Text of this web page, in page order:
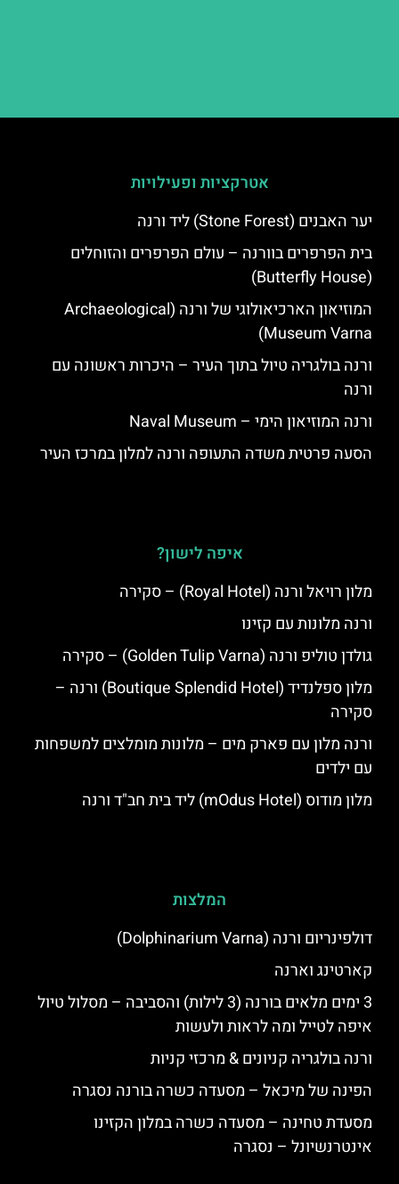
אטרקציות ופעילויות
יער האבנים (Stone Forest) ליד ורנה
בית הפרפרים בוורנה – עולם הפרפרים והזוחלים
(Butterfly House)
המוזיאון הארכיאולוגי של ורנה (Archaeological
Museum Varna)
ורנה בולגריה טיול בתוך העיר – היכרות ראשונה עם
ורנה
ורנה המוזיאון הימי – Naval Museum
הסעה פרטית משדה התעופה ורנה למלון במרכז העיר
איפה לישון?
מלון רויאל ורנה (Royal Hotel) – סקירה
ורנה מלונות עם קזינו
גולדן טוליפ ורנה (Golden Tulip Varna) – סקירה
מלון ספלנדיד (Boutique Splendid Hotel) ורנה –
סקירה
ורנה מלון עם פארק מים – מלונות מומלצים למשפחות
עם ילדים
מלון מודוס (mOdus Hotel) ליד בית חב"ד ורנה
המלצות
דולפינריום ורנה (Dolphinarium Varna)
קארטינג וארנה
3 ימים מלאים בורנה (3 לילות) והסביבה – מסלול טיול
איפה לטייל ומה לראות ולעשות
ורנה בולגריה קניונים & מרכזי קניות
הפינה של מיכאל – מסעדה כשרה בורנה נסגרה
מסעדת טחינה – מסעדה כשרה במלון הקזינו
אינטרנשיונל – נסגרה